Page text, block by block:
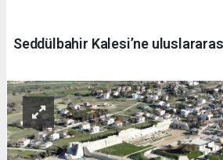
Seddülbahir Kalesi’ne